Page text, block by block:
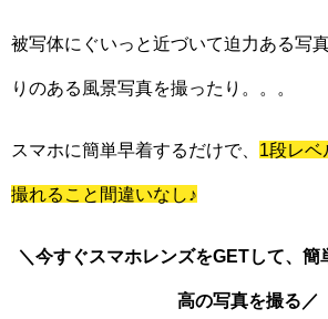
被写体にぐいっと近づいて迫力ある写
りのある風景写真を撮ったり。。。
スマホに簡単早着するだけで、 1段レベ
撮れること間違いなし♪
＼今すぐスマホレンズをGETして、簡
高の写真を撮る／